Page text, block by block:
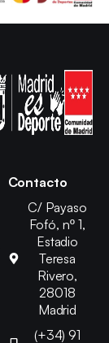
Contacto
C/ Payaso
Fofó, nº 1,
Estadio
Teresa
Rivero,
28018
Madrid
(+34) 91